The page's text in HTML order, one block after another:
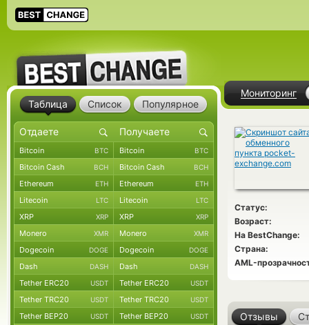
Мониторинг
Статус:
Возраст:
На BestChange:
Страна:
AML-
Отзывы
Таблица Список Популярное
Bitcoin BTC Bitcoin BTC
Bitcoin Cash BCH Bitcoin Cash BCH
Ethereum ETH Ethereum ETH
Litecoin LTC Litecoin LTC
XRP XRP XRP XRP
Monero XMR Monero XMR
Dogecoin DOGE Dogecoin DOGE
Dash DASH Dash DASH
Tether ERC20 USDT Tether ERC20 USDT
Tether TRC20 USDT Tether TRC20 USDT
Tether BEP20 USDT Tether BEP20 USDT